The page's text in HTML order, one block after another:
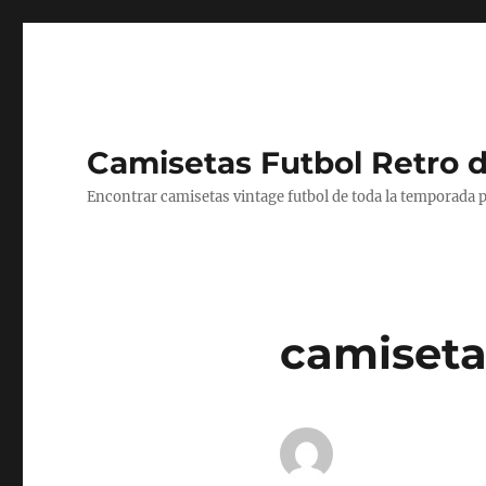
Camisetas Futbol Retro
Encontrar camisetas vintage futbol de toda la temporada